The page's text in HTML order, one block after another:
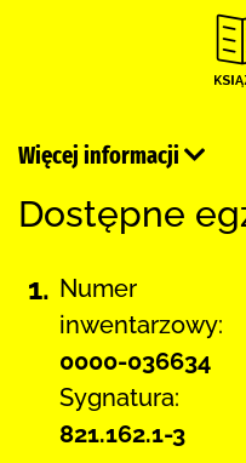
Więcej informacji
Dostępne
1. Numer
inwentarzowy:
0000-036634
Sygnatura:
821.162.1-3